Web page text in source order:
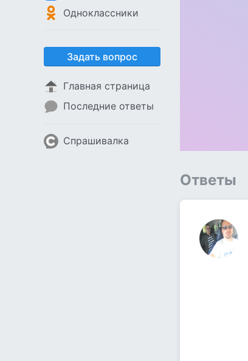
Одноклассники
Задать вопрос
Главная страница
Последние ответы
Спрашивалка
Ответы